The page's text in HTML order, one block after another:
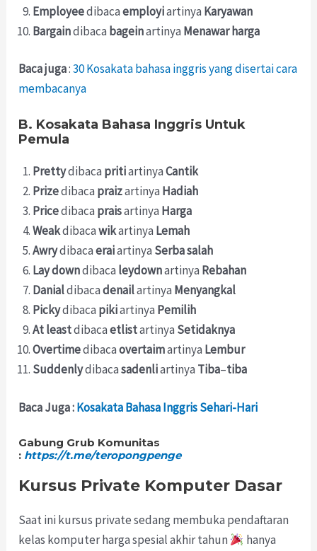
Employeedibacaemployiartinya Karyawan
Bargaindibaca bageinartinya Menawar harga
Baca juga:30 Kosakata bahasa inggris yang disertai cara
membacanya
B. Kosakata Bahasa Inggris Untuk
Pemula
Prettydibaca pritiartinyaCantik
Prizedibaca praizartinya Hadiah
Pricedibaca praisartinya Harga
Weakdibacawikartinya Lemah
Awrydibacaeraiartinya Serbasalah
Laydowndibaca leydownartinya Rebahan
Danialdibacadenailartinya Menyangkal
Pickydibaca pikiartinya Pemilih
At leastdibacaetlistartinya Setidaknya
Overtimedibacaovertaimartinya Lembur
Suddenlydibacasadenliartinya Tiba–tiba
Baca Juga :Kosakata Bahasa Inggris Sehari-Hari
Gabung Grub Komunitas
: https://t.me/teropongpenge
Kursus Private Komputer Dasar
Saat ini kursus private sedang membuka pendaftaran
kelas komputer harga spesial akhir tahun
hanya